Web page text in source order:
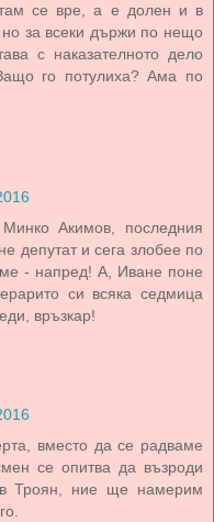
се вре, а е долен и в
но за всеки държи по нещо
с наказателното дело
го потулиха? Ама по
Акимов, последния
депутат и сега злобее по
- напред! А, Иване поне
си всяка седмица
връзкар!
вместо да се радваме
се опитва да възроди
в Троян, ние ще намерим